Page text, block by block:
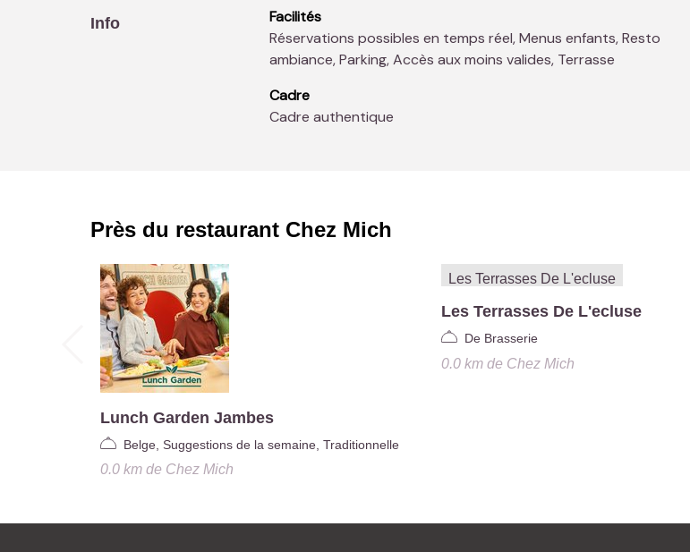
Info
Facilités
Réservations possibles en temps réel, Menus enfants, Resto
ambiance, Parking, Accès aux moins valides, Terrasse
Cadre
Cadre authentique
Près du restaurant Chez Mich
Lunch Garden Jambes
Belge, Suggestions de la semaine, Traditionnelle
0.0 kmde Chez Mich
Les Terrasses De L'ecluse
De Brasserie
0.0 kmde Chez Mich